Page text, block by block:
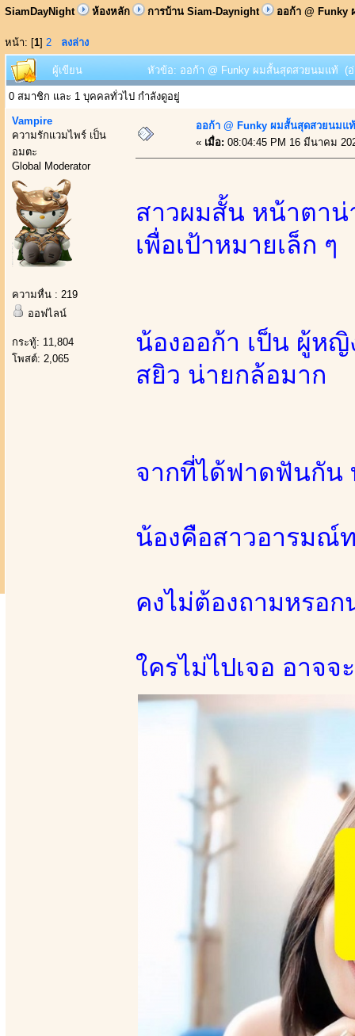
SiamDayNight ห้องหลัก การบ้าน Siam-Daynight ออก้า @ Funky
หน้า: [1] 2 ลงล่าง
ผู้เขียน หัวข้อ: ออก้า @ Funky ผมสั้นสุดสวยนมแท้ (อ่
0 สมาชิก และ 1 บุคคลทั่วไป กำลังดูอยู่
Vampire
ความรักแวมไพร์ เป็น
อมตะ
Global Moderator
ความหื่น : 219
ออฟไลน์
กระทู้: 11,804
โพสต์: 2,065
ออก้า @ Funky ผมสั้นสุดสวยนมแท้
« เมื่อ: 08:04:45 PM 16 มีนาคม
สาวผมสั้น หน้าตาน่
เพื่อเป้าหมายเล็ก ๆ
น้องออก้า เป็น ผู้ห
สยิว น่ายกล้อมาก
จากที่ได้ฟาดฟันกัน
น้องคือสาวอารมณ์
คงไม่ต้องถามหรอ
ใครไม่ไปเจอ อาจ